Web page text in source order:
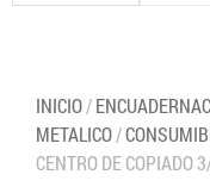
INICIO/
METALICO/
CENTRO DE COPIADO